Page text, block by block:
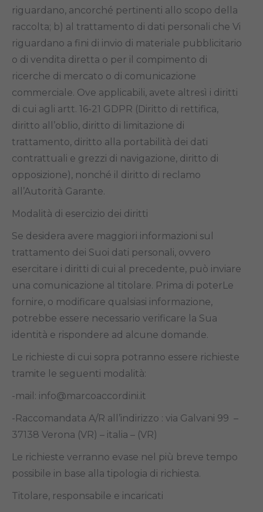
riguardano, ancorché pertinenti allo scopo della
raccolta; b) al trattamento di dati personali che Vi
riguardano a fini di invio di materiale pubblicitario
o di vendita diretta o per il compimento di
ricerche di mercato o di comunicazione
commerciale. Ove applicabili, avete altresì i diritti
di cui agli artt. 16-21 GDPR (Diritto di rettifica,
diritto all’oblio, diritto di limitazione di
trattamento, diritto alla portabilità dei dati
contrattuali e grezzi di navigazione, diritto di
opposizione), nonché il diritto di reclamo
all’Autorità Garante.
Modalità di esercizio dei diritti
Se desidera avere maggiori informazioni sul
trattamento dei Suoi dati personali, ovvero
esercitare i diritti di cui al precedente, può inviare
una comunicazione al titolare. Prima di poterLe
fornire, o modificare qualsiasi informazione,
potrebbe essere necessario verificare la Sua
identità e rispondere ad alcune domande.
Le richieste di cui sopra potranno essere richieste
tramite le seguenti modalità:
-mail: info@marcoaccordini.it
-Raccomandata A/R all’indirizzo : via Galvani 99 –
37138 Verona (VR) – italia – (VR)
Le richieste verranno evase nel più breve tempo
possibile in base alla tipologia di richiesta.
Titolare, responsabile e incaricati